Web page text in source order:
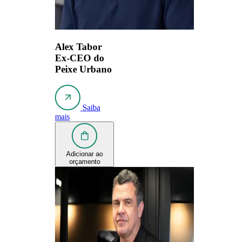
Alex Tabor
Ex-CEO do
Peixe Urbano
Saiba
mais
Adicionar ao
orçamento